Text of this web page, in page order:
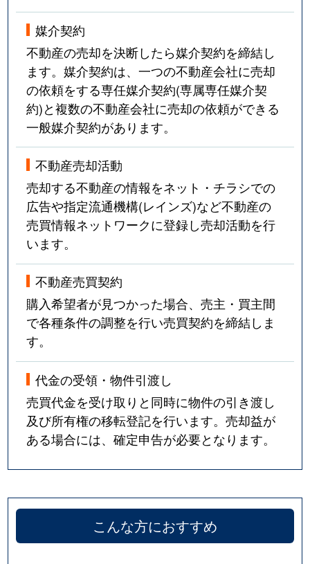
媒介契約
不動産の売却を決断したら媒介契約を締結し
ます。媒介契約は、一つの不動産会社に売却
の依頼をする専任媒介契約(専属専任媒介契
約)と複数の不動産会社に売却の依頼ができる
一般媒介契約があります。
不動産売却活動
売却する不動産の情報をネット・チラシでの
広告や指定流通機構(レインズ)など不動産の
売買情報ネットワークに登録し売却活動を行
います。
不動産売買契約
購入希望者が見つかった場合、売主・買主間
で各種条件の調整を行い売買契約を締結しま
す。
代金の受領・物件引渡し
売買代金を受け取りと同時に物件の引き渡し
及び所有権の移転登記を行います。売却益が
ある場合には、確定申告が必要となります。
こんな方におすすめ